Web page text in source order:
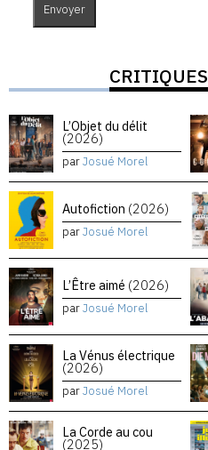
CRITIQUES
L’Objet du délit
(2026)
parJosué Morel
Autofiction (2026)
parJosué Morel
L’Être aimé (2026)
parJosué Morel
La Vénus électrique
(2026)
parJosué Morel
La Corde au cou
(2025)